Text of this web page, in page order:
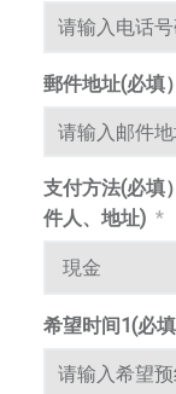
團
為
來
自
濱
和
東
的
一
流
郵件地址(必填
支付方法(必填
件人、地址) *
希望时间1(必填